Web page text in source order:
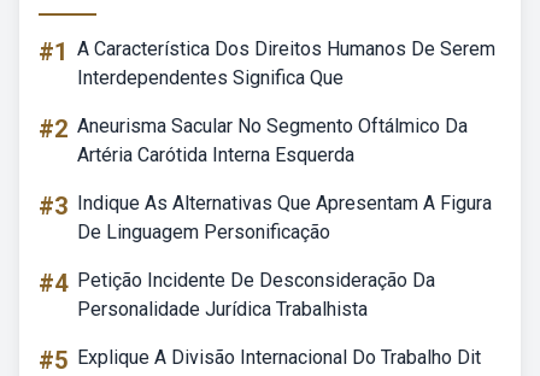
#1 A Característica Dos Direitos Humanos De Serem
Interdependentes Significa Que
#2 Aneurisma Sacular No Segmento Oftálmico Da
Artéria Carótida Interna Esquerda
#3 Indique As Alternativas Que Apresentam A Figura
De Linguagem Personificação
#4 Petição Incidente De Desconsideração Da
Personalidade Jurídica Trabalhista
#5 Explique A Divisão Internacional Do Trabalho Dit